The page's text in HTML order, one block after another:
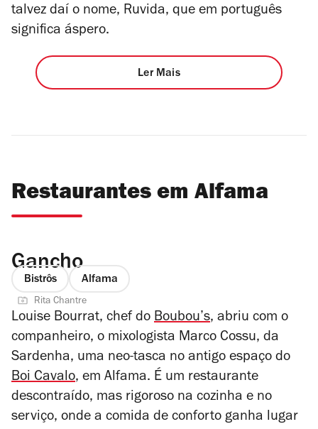
talvez daí o nome, Ruvida, que em português
significa áspero.
Ler Mais
Restaurantes em Alfama
Gancho
Bistrôs Alfama
Rita Chantre
Louise Bourrat, chef do Boubou’s, abriu com o
companheiro, o mixologista Marco Cossu, da
Sardenha, uma neo-tasca no antigo espaço do
Boi Cavalo, em Alfama. É um restaurante
descontraído, mas rigoroso na cozinha e no
serviço, onde a comida de conforto ganha lugar